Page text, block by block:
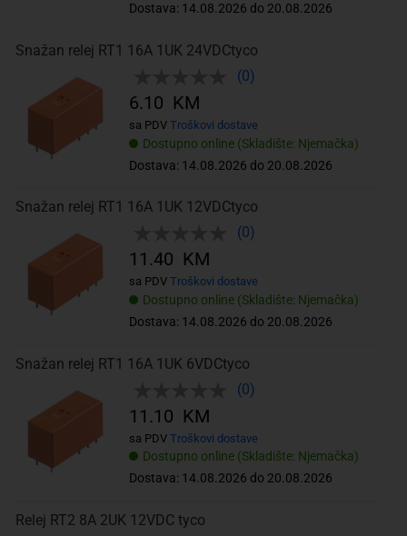
Dostava: 14.08.2026 do 20.08.2026
Snažan relej RT1 16A 1UK 24VDCtyco
(0)
Dostupno online (Skladište: Njemačka)
Dostava: 14.08.2026 do 20.08.2026
6.10 KM
sa PDV Troškovi dostave
Snažan relej RT1 16A 1UK 12VDCtyco
(0)
Dostupno online (Skladište: Njemačka)
Dostava: 14.08.2026 do 20.08.2026
11.40 KM
sa PDV Troškovi dostave
Snažan relej RT1 16A 1UK 6VDCtyco
(0)
Dostupno online (Skladište: Njemačka)
Dostava: 14.08.2026 do 20.08.2026
11.10 KM
sa PDV Troškovi dostave
Relej RT2 8A 2UK 12VDC tyco